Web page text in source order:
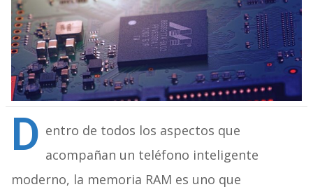
D entro de todos los aspectos que
acompañan un teléfono inteligente
moderno, la memoria RAM es uno que